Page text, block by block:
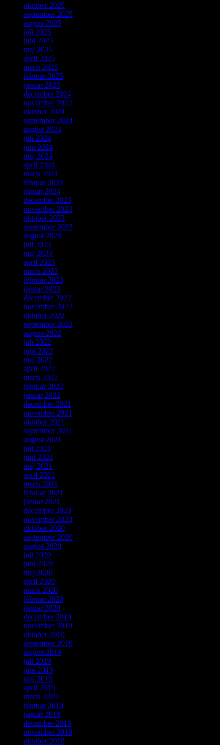
oktober 2025
september 2025
august 2025
juli 2025
juni 2025
maj 2025
april 2025
marts 2025
februar 2025
januar 2025
december 2024
november 2024
oktober 2024
september 2024
august 2024
juli 2024
juni 2024
maj 2024
april 2024
marts 2024
februar 2024
januar 2024
december 2023
november 2023
oktober 2023
september 2023
august 2023
juli 2023
maj 2023
april 2023
marts 2023
februar 2023
januar 2023
december 2022
november 2022
oktober 2022
september 2022
august 2022
juli 2022
juni 2022
maj 2022
april 2022
marts 2022
februar 2022
januar 2022
december 2021
november 2021
oktober 2021
september 2021
august 2021
juli 2021
juni 2021
maj 2021
april 2021
marts 2021
februar 2021
januar 2021
december 2020
november 2020
oktober 2020
september 2020
august 2020
juli 2020
juni 2020
maj 2020
april 2020
marts 2020
februar 2020
januar 2020
december 2019
november 2019
oktober 2019
september 2019
august 2019
juli 2019
juni 2019
maj 2019
april 2019
marts 2019
februar 2019
januar 2019
december 2018
november 2018
oktober 2018